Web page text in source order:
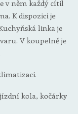
v něm každý cítil
K dispozici je
linka je
V koupelně je
kola, kočárky